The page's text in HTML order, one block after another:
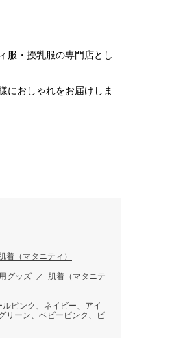
服・授乳服の専門店とし
におしゃれをお届けしま
着（マタニティ）
グッズ ／ 肌着（マタニテ
ピンク、ネイビー、アイ
リーン、ベビーピンク、ピ